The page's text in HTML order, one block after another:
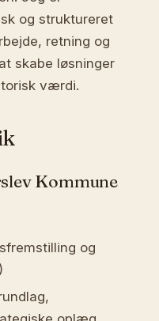
og struktureret
retning og
skabe løsninger
værdi.
Kommune
og